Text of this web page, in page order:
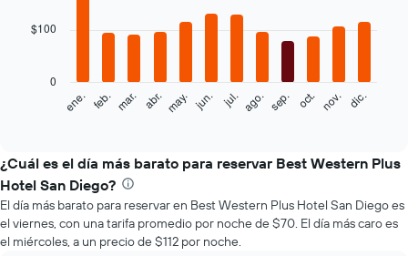
with
siguiente
el
precio
promedio
de
una
habitación
ene. feb. mar. abr. may. jun. jul. ago. sep. oct. nov. dic.
0
$100
¿Cuál es el día más barato para reservar Best Western Plus
Hotel San Diego?
El día más barato para reservar en Best Western Plus Hotel San Diego es
el viernes, con una tarifa promedio por noche de $70. El día más caro es
el miércoles, a un precio de $112 por noche.